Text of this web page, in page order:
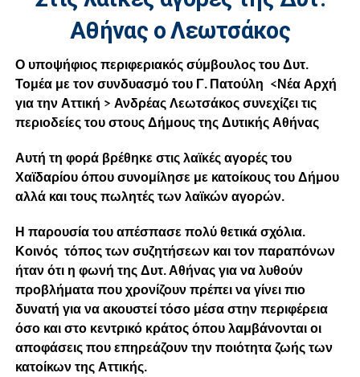
Αθήνας ο Λεωτσάκος
Ο υποψήφιος περιφεριακός σύμβουλος του Δυτ.
Τομέα με τον συνδυασμό του Γ. Πατούλη <Νέα Αρχή
για την Αττική > Ανδρέας Λεωτσάκος συνεχίζει τις
περιοδείες του στους Δήμους της Δυτικής Αθήνας
Αυτή τη φορά βρέθηκε στις λαϊκές αγορές του
Χαϊδαρίου όπου συνομίλησε με κατοίκους του Δήμου
αλλά και τους πωλητές των λαϊκών αγορών.
Η παρουσία του απέσπασε πολύ θετικά σχόλια.
Κοινός τόπος των συζητήσεων και τον παραπόνων
ήταν ότι η φωνή της Δυτ. Αθήνας για να λυθούν
προβλήματα που χρονίζουν πρέπει να γίνει πιο
δυνατή για να ακουστεί τόσο μέσα στην περιφέρεια
όσο και στο κεντρικό κράτος όπου λαμβάνονται οι
αποφάσεις που επηρεάζουν την ποιότητα ζωής των
κατοίκων της Αττικής.